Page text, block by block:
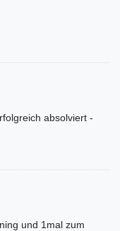
absolviert -
und 1mal zum